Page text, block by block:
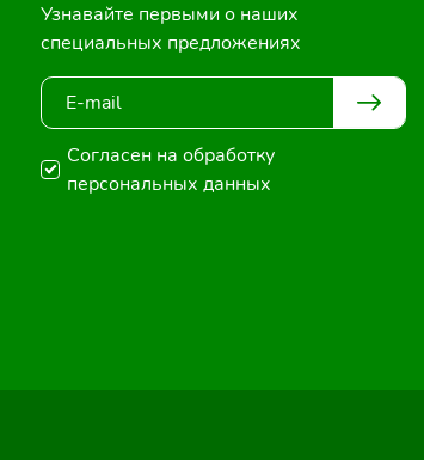
Узнавайте первыми о наших
специальных предложениях
Согласен на обработку
персональных данных